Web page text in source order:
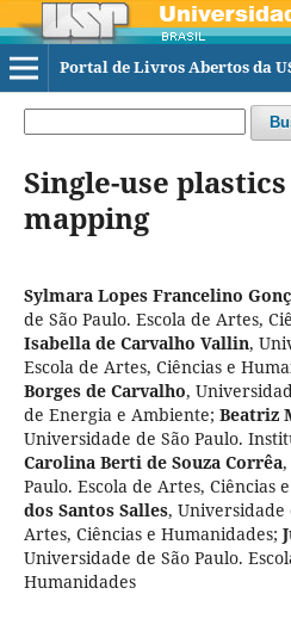
Portal de Livros Abertos da
Single-use
mapping
Sylmara Lopes Francelino
de São Paulo. Escola de Artes,
Isabella de Carvalho Vallin,
Escola de Artes, Ciências e
Borges de Carvalho,
de Energia e Ambiente; Beatriz
Universidade de São Paulo.
Carolina Berti de Souza Corrêa,
Paulo. Escola de Artes, Ciências
dos Santos Salles, Universidade
Artes, Ciências e Humanidades;
Universidade de São Paulo.
Humanidades